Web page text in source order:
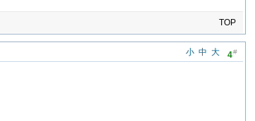
TOP
4#
大
中
小